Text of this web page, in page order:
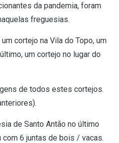
da pandemia, foram
freguesias.
cortejo na Vila do Topo, um
um cortejo no lugar do
de todos estes cortejos.
de Santo Antão no último
6 juntas de bois / vacas.